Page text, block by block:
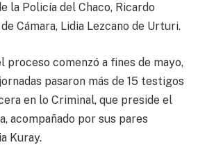
la Policía del Chaco, Ricardo
Cámara, Lidia Lezcano de Urturi.
proceso comenzó a fines de mayo,
pasaron más de 15 testigos
en lo Criminal, que preside el
acompañado por sus pares
Kuray.